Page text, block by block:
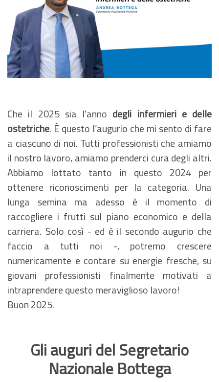
Che il 2025 sia l'anno degli infermieri e delle
ostetriche. È questo l’augurio che mi sento di fare
a ciascuno di noi. Tutti professionisti che amiamo
il nostro lavoro, amiamo prenderci cura degli altri.
Abbiamo lottato tanto in questo 2024 per
ottenere riconoscimenti per la categoria. Una
lunga semina ma adesso è il momento di
raccogliere i frutti sul piano economico e della
carriera. Solo così - ed è il secondo augurio che
faccio a tutti noi -, potremo crescere
numericamente e contare su energie fresche, su
giovani professionisti finalmente motivati a
intraprendere questo meraviglioso lavoro!
Buon 2025.
Gli auguri del Segretario
Nazionale Bottega